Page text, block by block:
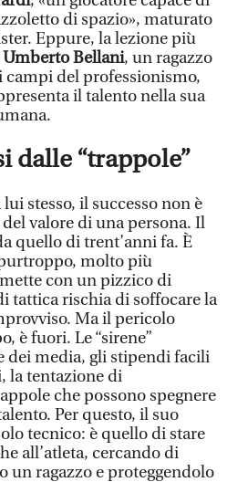
di spazio», maturato
Eppure, la lezione più
Umberto Bellani, un ragazzo
campi del professionismo,
il talento nella sua
dalle “trappole”
stesso, il successo non è
valore di una persona. Il
quello di trent’anni fa. È
molto più
con un pizzico di
tattica rischia di soffocare la
Ma il pericolo
è fuori. Le “sirene”
dei media, gli stipendi facili
la tentazione di
che possono spegnere
Per questo, il suo
tecnico: è quello di stare
all’atleta, cercando di
un ragazzo e proteggendolo